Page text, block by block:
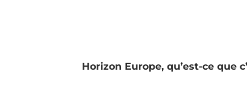
Horizon Europe, qu’est-ce que